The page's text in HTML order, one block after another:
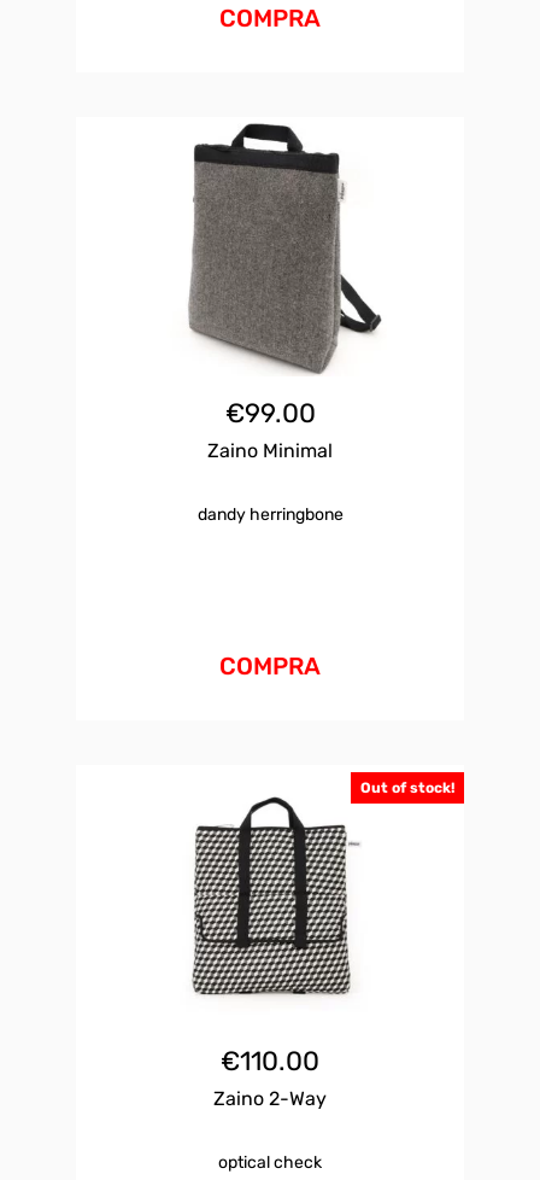
COMPRA
€99.00
Zaino Minimal
dandy herringbone
COMPRA
Out of stock!
€110.00
Zaino 2-Way
optical check